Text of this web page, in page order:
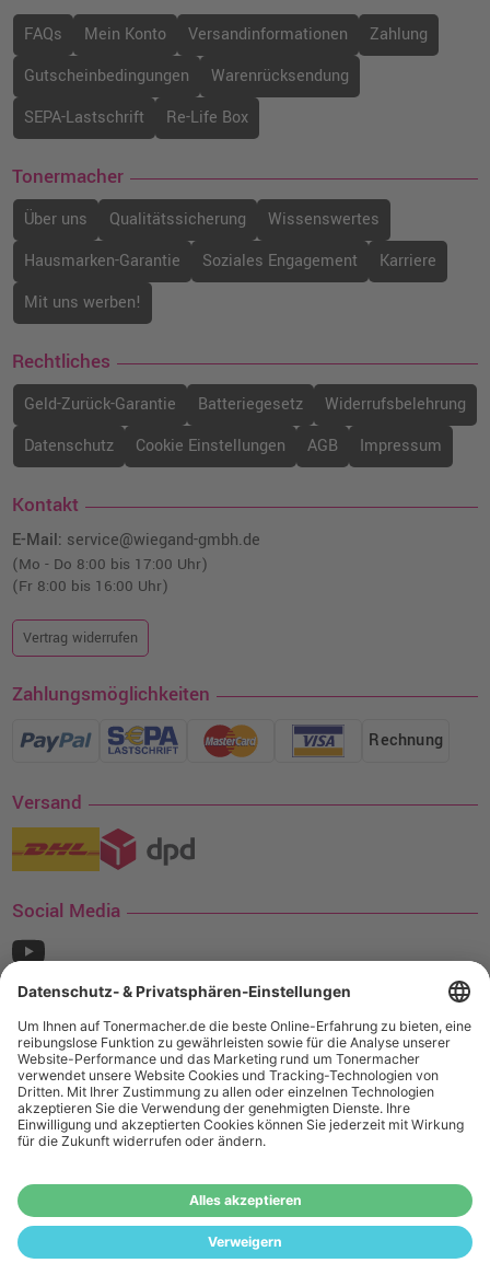
FAQs Mein Konto Versandinformationen
Zahlung
Gutscheinbedingungen
Warenrücksendung
SEPA-Lastschrift
Re-Life Box
Tonermacher
Über uns Qualitätssicherung
Wissenswertes
Hausmarken-Garantie
Soziales Engagement
Karriere
Mit uns werben!
Rechtliches
Geld-Zurück-Garantie Batteriegesetz
Widerrufsbelehrung
Datenschutz
Cookie Einstellungen AGB Impressum
Kontakt
E-Mail: service@wiegand-gmbh.de
(Mo - Do 8:00 bis 17:00 Uhr)
(Fr 8:00 bis 16:00 Uhr)
Vertrag widerrufen
Zahlungsmöglichkeiten
Rechnung
Versand
Social Media
¹ Nur gültig für den Versand innerhalb Deutschlands. Befindet sich ein Warenwert
von mindestens 35€ (inkl. Mwst.) an Ampertec Artikeln in Ihrem Warenkorb, ist der
Versand für Sie kostenfrei.
Das Angebot von tonermacher.de richtet sich